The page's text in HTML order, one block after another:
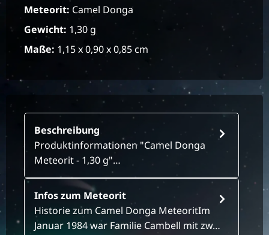
Meteorit: Camel Donga
Gewicht: 1,30 g
Maße: 1,15 x 0,90 x 0,85 cm
Beschreibung
Produktinformationen "Camel Donga
Meteorit - 1,30 g"…
Infos zum Meteorit
Historie zum Camel Donga MeteoritIm
Januar 1984 war Familie Cambell mit zw…